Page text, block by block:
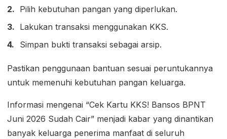
Pilih kebutuhan pangan yang diperlukan.
Lakukan transaksi menggunakan KKS.
Simpan bukti transaksi sebagai arsip.
Pastikan penggunaan bantuan sesuai peruntukannya
untuk memenuhi kebutuhan pangan keluarga.
Informasi mengenai “Cek Kartu KKS! Bansos BPNT
Juni 2026 Sudah Cair” menjadi kabar yang dinantikan
banyak keluarga penerima manfaat di seluruh